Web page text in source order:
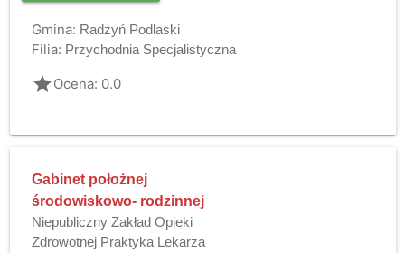
Gmina: Radzyń Podlaski
Filia: Przychodnia Specjalistyczna
gradeOcena: 0.0
Gabinet położnej
środowiskowo- rodzinnej
Niepubliczny Zakład Opieki
Zdrowotnej Praktyka Lekarza